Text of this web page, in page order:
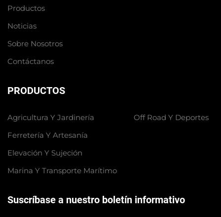
Productos
Noticias
Sobre Nosotros
Contáctanos
PRODUCTOS
Agricultura Y Jardinería
Ferretería Y Artesanía
Elevación Y Sujeción
Marina Y Transporte Marítimo
Off Road Y Deportes
Suscríbase a nuestro boletín informativo